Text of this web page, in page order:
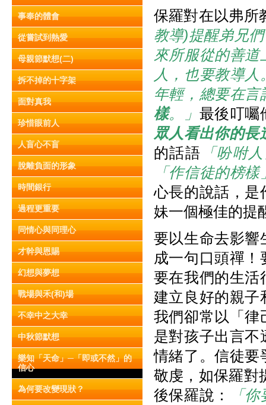
事奉的體會
從嘗試到熱愛
母親節默想(二)
拆不掉的十字架
面對真我
珍惜眼前人
人盲心不盲
脫離負面的形象
時間銀行
過程更重要
同情心與同理心
才幹與恩賜
幻想與夢想
戰場與禾(和)場
不幸中之大幸
中秋節默想
樂知「天命」─「即或不然」的
信心
為何要改變現狀？
保羅對在以弗所
教導)提醒弟兄
來所服從的善
人，也要教導人
年輕，總要在
樣。」 最後叮囑
眾人看出你的長
的話語 「吩咐
「作信徒的榜樣
心長的說話，是
妹一個極佳的提
要以生命去影響
成一句口頭禪
要在我們的生活
建立良好的親子
我們卻常以「律
是對孩子出言不
情緒了。信徒要
敬虔，如保羅對
後保羅說：
「